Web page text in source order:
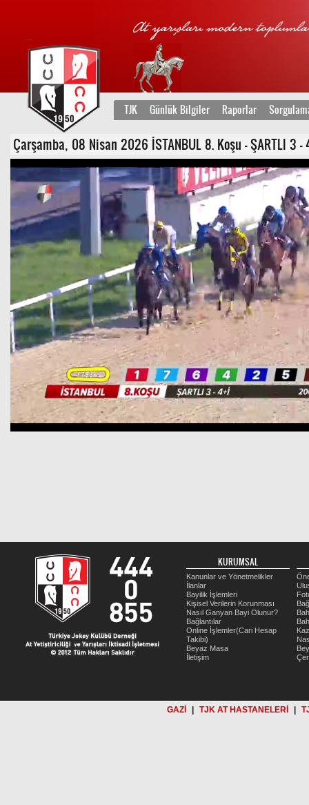
TJK Günlük Bilgiler Raporlar
Çarşamba, 08 Nisan 2026 İSTANBUL 8. Koşu - ŞARTLI 3 -
KURUMSAL
Kanunlar ve Yönetmelikler
İlanlar
Bayilik İşlemleri
Kişisel Verilerin Korunması
Nasıl Ganyan Bayi Olunur?
Bağlantılar
Online İşlemler(Cari Hesap
Takibi)
Beyaz Masa
İletişim
GAZİ TJK AT HASTANELERİ